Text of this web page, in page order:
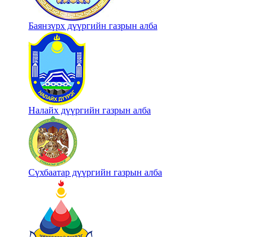
Баянзүрх дүүргийн газрын алба
Налайх дүүргийн газрын алба
Сүхбаатар дүүргийн газрын алба